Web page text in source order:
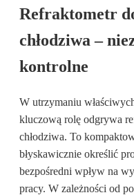
Refraktometr
chłodziwa –
kontrolne
W utrzymaniu
kluczową rolę odgrywa
chłodziwa. To
błyskawicznie określić
bezpośredni wpływ na
pracy. W zależności od